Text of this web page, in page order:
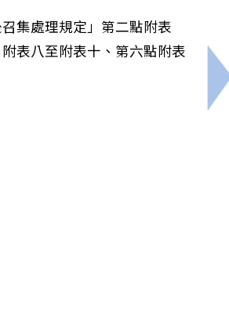
，有意者請於115年6月29日前送
集處理規定」第二點附表
表八至附表十、第六點附表